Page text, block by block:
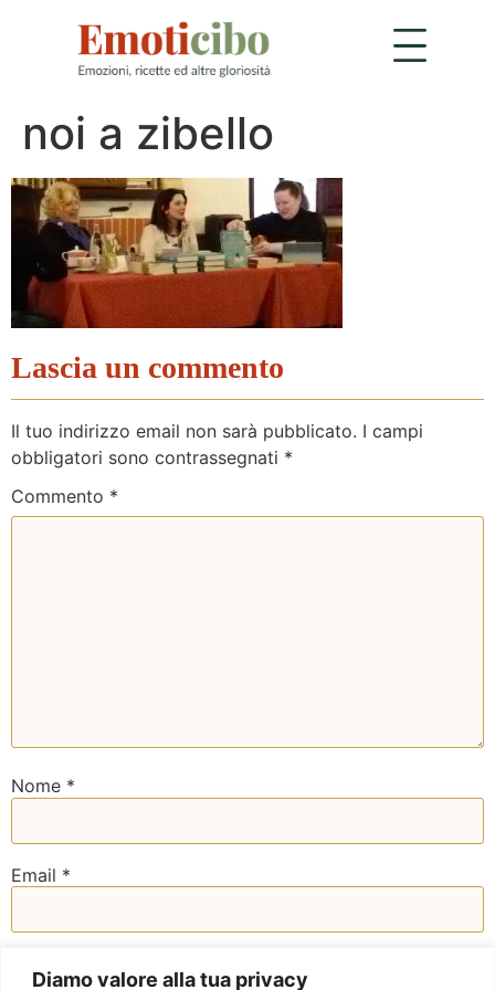
Diamo valore alla tua privacy
noi a zibello
Lascia un commento
Il tuo indirizzo email non sarà pubblicato. I campi
obbligatori sono contrassegnati *
Commento *
Nome *
Email *